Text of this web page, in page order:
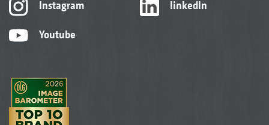
Instagram
Youtube
linkedIn